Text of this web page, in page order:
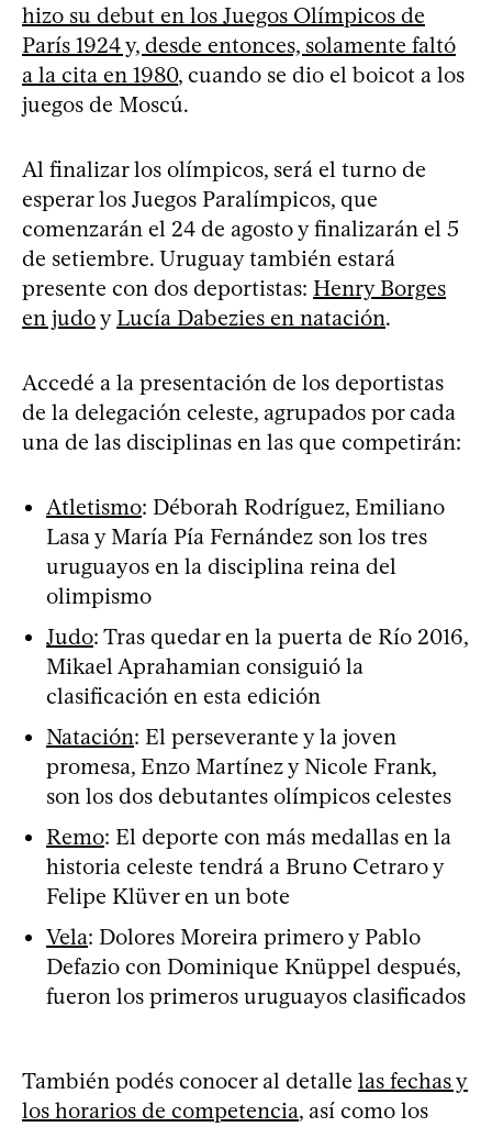
hizo su debut en los Juegos Olímpicos de
París 1924 y, desde entonces, solamente faltó
a la cita en 1980, cuando se dio el boicot a los
juegos de Moscú.
Al finalizar los olímpicos, será el turno de
esperar los Juegos Paralímpicos, que
comenzarán el 24 de agosto y finalizarán el 5
de setiembre. Uruguay también estará
presente con dos deportistas: Henry Borges
en judoyLucía Dabezies en natación.
Accedé a la presentación de los deportistas
de la delegación celeste, agrupados por cada
una de las disciplinas en las que competirán:
Atletismo: Déborah Rodríguez, Emiliano
Lasa y María Pía Fernández son los tres
uruguayos en la disciplina reina del
olimpismo
Judo: Tras quedar en la puerta de Río 2016,
Mikael Aprahamian consiguió la
clasificación en esta edición
Natación: El perseverante y la joven
promesa, Enzo Martínez y Nicole Frank,
son los dos debutantes olímpicos celestes
Remo: El deporte con más medallas en la
historia celeste tendrá a Bruno Cetraro y
Felipe Klüver en un bote
Vela: Dolores Moreira primero y Pablo
Defazio con Dominique Knüppel después,
fueron los primeros uruguayos clasificados
También podés conocer al detalle las fechas y
los horarios de competencia, así como los